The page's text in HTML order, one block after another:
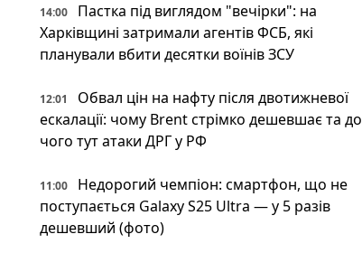
14:00
Пастка під виглядом "вечірки": на
Харківщині затримали агентів ФСБ, які
планували вбити десятки воїнів ЗСУ
12:01
Обвал цін на нафту після двотижневої
ескалації: чому Brent стрімко дешевшає та до
чого тут атаки ДРГ у РФ
11:00
Недорогий чемпіон: смартфон, що не
поступається Galaxy S25 Ultra — у 5 разів
дешевший (фото)